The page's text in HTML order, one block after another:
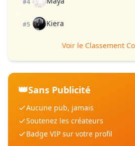
#4
#5 Kiera
Voir le Classement
👑Sans Publicité
Aucune pub, jamais
Soutenez les créateurs
Badge VIP sur votre profil